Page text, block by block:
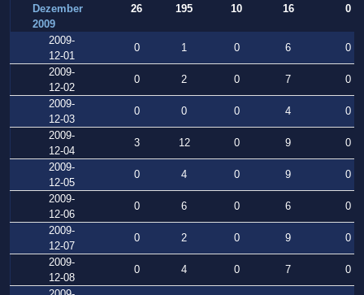
Dezember
2009
26 195 10 16 0
2009-
12-01
0 1 0 6
0
2009-
12-02
0 2 0 7
0
2009-
12-03
0 0 0 4
0
2009-
12-04
3 12 0 9
0
2009-
12-05
0 4 0 9
0
2009-
12-06
0 6 0 6
0
2009-
12-07
0 2 0 9
0
2009-
12-08
0 4 0 7
0